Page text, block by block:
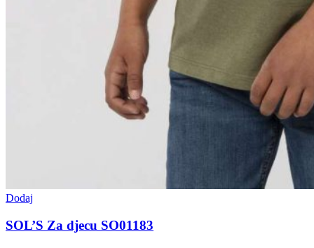
Dodaj
SOL’S Za djecu SO01183